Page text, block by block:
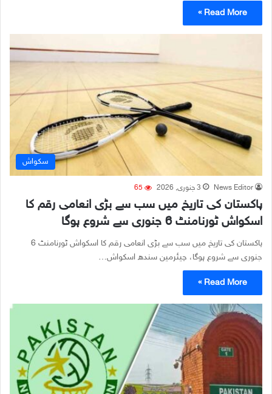
Read More »
سکواش
News Editor 3 جنوری, 2026 65
پاکستان کی تاریخ میں سب سے بڑی انعامی رقم کا
اسکواش ٹورنامنٹ 6 جنوری سے شروع ہوگا
پاکستان کی تاریخ میں سب سے بڑی انعامی رقم کا اسکواش ٹورنامنٹ 6
جنوری سے شروع ہوگا، چیئرمین سندھ اسکواش…
Read More »